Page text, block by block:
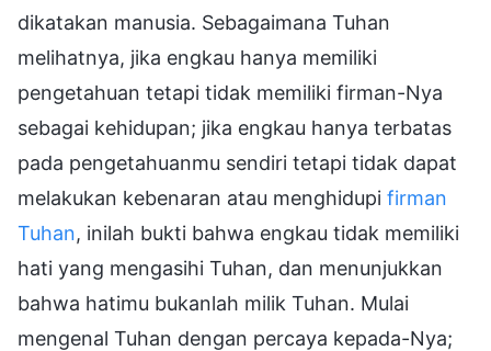
dikatakan manusia. Sebagaimana Tuhan
melihatnya, jika engkau hanya memiliki
pengetahuan tetapi tidak memiliki firman-Nya
sebagai kehidupan; jika engkau hanya terbatas
pada pengetahuanmu sendiri tetapi tidak dapat
melakukan kebenaran atau menghidupi firman
Tuhan, inilah bukti bahwa engkau tidak memiliki
hati yang mengasihi Tuhan, dan menunjukkan
bahwa hatimu bukanlah milik Tuhan. Mulai
mengenal Tuhan dengan percaya kepada-Nya;